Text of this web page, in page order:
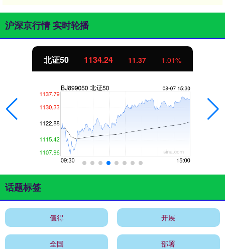
沪深京行情 实时轮播
北证50 1134.24 11.37 1.01%
话题标签
值得 开展
全国 部署